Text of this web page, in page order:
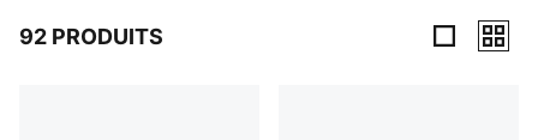
92 PRODUITS